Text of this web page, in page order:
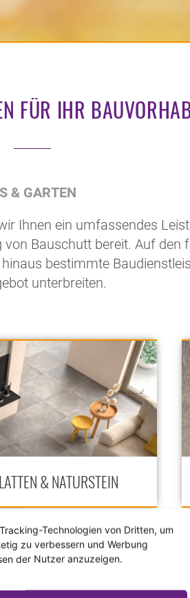
FÜR IHR
& GARTEN
Ihnen ein umfassendes
Bauschutt bereit. Auf den
bestimmte
unterbreiten.
& NATURSTEIN
Technologien von Dritten, um
zu verbessern und Werbung
der Nutzer anzuzeigen.